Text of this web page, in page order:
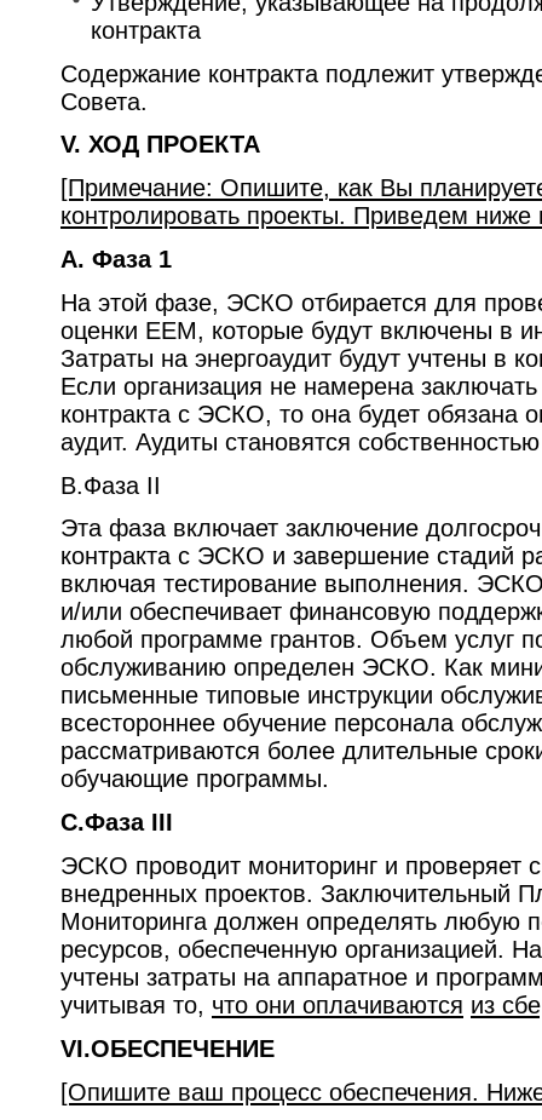
контракта
Содержание контракта подлежит
Совета.
V. ХОД ПРОЕКТА
[Примечание: Опишите, как Вы
контролировать проекты. Приведем ниже
A. Фаза 1
На этой фазе, ЭСКО отбирается для
оценки EEM, которые будут включены в
Затраты на энергоаудит будут учтены в
Если организация не намерена
контракта с ЭСКО, то она будет обязана
аудит. Аудиты становятся
B.Фаза II
Эта фаза включает заключение
контракта с ЭСКО и завершение стадий
включая тестирование выполнения.
и/или обеспечивает финансовую
любой программе грантов. Объем услуг
обслуживанию определен ЭСКО. Как
письменные типовые инструкции
всестороннее обучение персонала
рассматриваются более длительные
обучающие программы.
C.Фаза III
ЭСКО проводит мониторинг и проверяет
внедренных проектов. Заключительный
Мониторинга должен определять любую
ресурсов, обеспеченную организацией.
учтены затраты на аппаратное и
учитывая то, что они оплачиваются из
VI.ОБЕСПЕЧЕНИЕ
[Опишите ваш процесс обеспечения.